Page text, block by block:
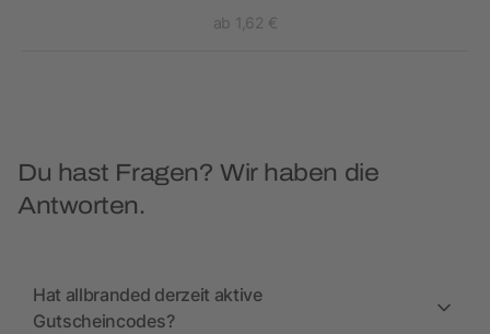
ab 1,62 €
Du hast Fragen? Wir haben die
Antworten.
Hat allbranded derzeit aktive
Gutscheincodes?